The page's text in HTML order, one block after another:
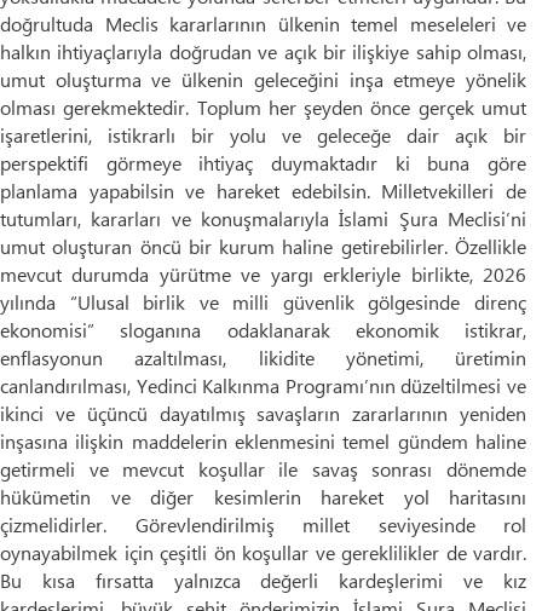
doğrultuda Meclis kararlarının ülkenin temel meseleleri ve
halkın ihtiyaçlarıyla doğrudan ve açık bir ilişkiye sahip olması,
umut oluşturma ve ülkenin geleceğini inşa etmeye yönelik
olması gerekmektedir. Toplum her şeyden önce gerçek umut
işaretlerini, istikrarlı bir yolu ve geleceğe dair açık bir
perspektifi görmeye ihtiyaç duymaktadır ki buna göre
planlama yapabilsin ve hareket edebilsin. Milletvekilleri de
tutumları, kararları ve konuşmalarıyla İslami Şura Meclisi’ni
umut oluşturan öncü bir kurum haline getirebilirler. Özellikle
mevcut durumda yürütme ve yargı erkleriyle birlikte, 2026
yılında “Ulusal birlik ve milli güvenlik gölgesinde direnç
ekonomisi” sloganına odaklanarak ekonomik istikrar,
enflasyonun azaltılması, likidite yönetimi, üretimin
canlandırılması, Yedinci Kalkınma Programı’nın düzeltilmesi ve
ikinci ve üçüncü dayatılmış savaşların zararlarının yeniden
inşasına ilişkin maddelerin eklenmesini temel gündem haline
getirmeli ve mevcut koşullar ile savaş sonrası dönemde
hükümetin ve diğer kesimlerin hareket yol haritasını
çizmelidirler. Görevlendirilmiş millet seviyesinde rol
oynayabilmek için çeşitli ön koşullar ve gereklilikler de vardır.
Bu kısa fırsatta yalnızca değerli kardeşlerimi ve kız